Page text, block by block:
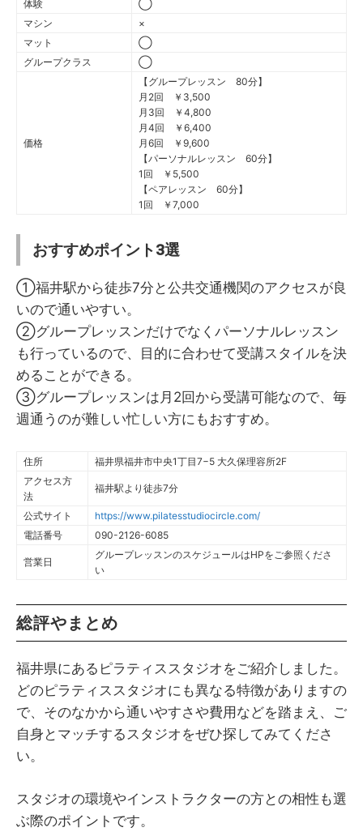
体験
◯
マシン
×
マット
◯
グループクラス
◯
価格
【グループレッスン 80分】
月2回 ￥3,500
月3回 ￥4,800
月4回 ￥6,400
月6回 ￥9,600
【パーソナルレッスン 60分】
1回 ￥5,500
【ペアレッスン 60分】
1回 ￥7,000
おすすめポイント3選
①福井駅から徒歩7分と公共交通機関のアクセスが良
いので通いやすい。
②グループレッスンだけでなくパーソナルレッスン
も行っているので、目的に合わせて受講スタイルを決
めることができる。
③グループレッスンは月2回から受講可能なので、毎
週通うのが難しい忙しい方にもおすすめ。
住所
福井県福井市中央1丁目7−5 大久保理容所2F
アクセス方
法
福井駅より徒歩7分
公式サイト
https://www.pilatesstudiocircle.com/
電話番号
090-2126-6085
営業日
グループレッスンのスケジュールはHPをご参照くださ
い
総評やまとめ
福井県にあるピラティススタジオをご紹介しました。
どのピラティススタジオにも異なる特徴がありますの
で、そのなかから通いやすさや費用などを踏まえ、ご
自身とマッチするスタジオをぜひ探してみてくださ
い。
スタジオの環境やインストラクターの方との相性も選
ぶ際のポイントです。